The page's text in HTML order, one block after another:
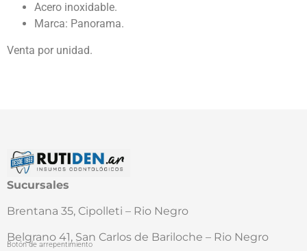
Acero inoxidable.
Marca: Panorama.
Venta por unidad.
Sucursales
Brentana 35, Cipolleti – Rio Negro
Belgrano 41, San Carlos de Bariloche – Rio Negro
Botón de arrepentimiento